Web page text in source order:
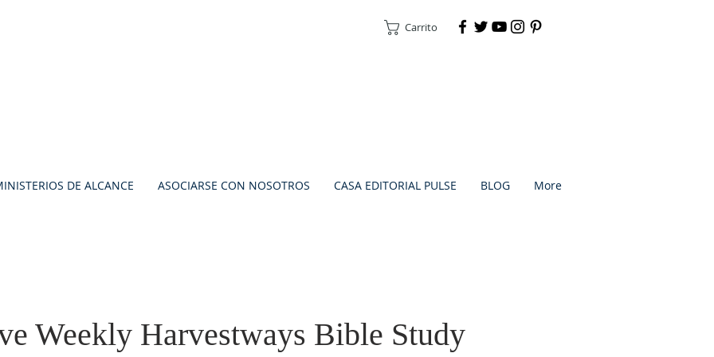
Carrito
DE ALCANCE ASOCIARSE CON NOSOTROS CASA EDITORIAL PULSE BLOG More
Weekly Harvestways Bible Study